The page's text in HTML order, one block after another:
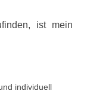
ist mein
individuell